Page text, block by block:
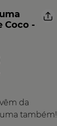
Coco -
da
também!